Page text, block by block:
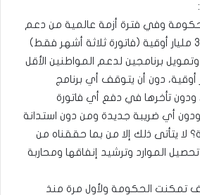
وفي فترة أزمة عالمية من دعم
أسعار المحروقات ب 35 مليار أوقية (فاتورة ثلاثة أشهر فقط)
برنامجين لدعم المواطنين الأقل
من 18 مليار أوقية، دون أن يتوقف أي برنامج
ودون تأخرها في دفع أي فاتورة
أي ضريبة جديدة ومن دون استدانة
لا يتأتى ذلك إلا من بما حققناه من
الموارد وترشيد إنفاقها ومحاربة
تمكنت الحكومة ولأول مرة منذ